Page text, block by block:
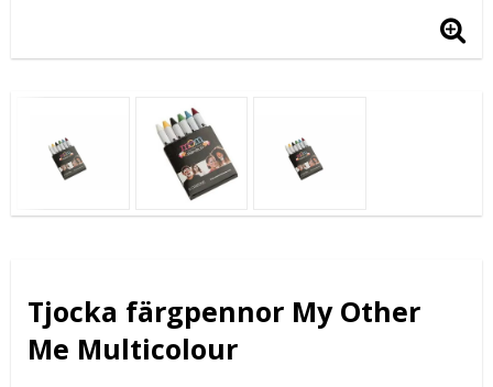
Tjocka färgpennor My Other
Me Multicolour